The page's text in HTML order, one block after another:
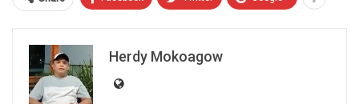
Herdy Mokoagow